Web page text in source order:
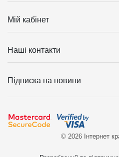
Мій кабінет
Наші контакти
Підписка на новини
© 2026 Інтернет